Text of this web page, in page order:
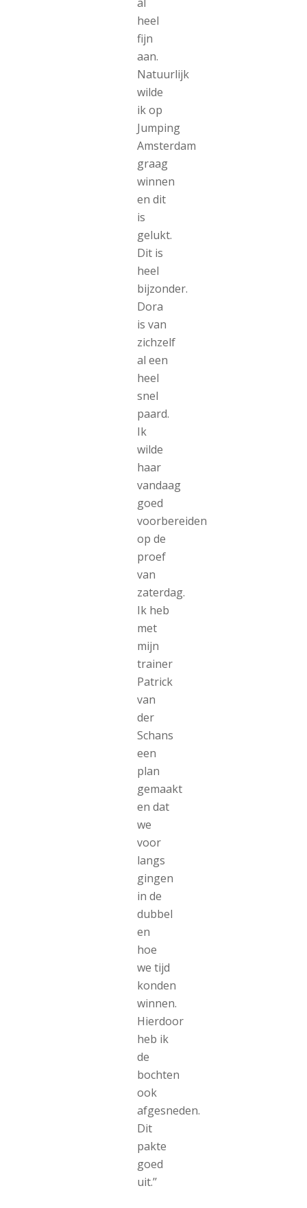
heel
fijn
aan.
Natuurlijk
wilde
ik op
Jumping
Amsterdam
graag
winnen
en dit
is
gelukt.
Dit is
heel
bijzonder.
Dora
is van
zichzelf
al een
heel
snel
paard.
Ik
wilde
haar
vandaag
goed
voorbereiden
op de
proef
van
zaterdag.
Ik heb
met
mijn
trainer
Patrick
van
der
Schans
een
plan
gemaakt
en dat
we
voor
langs
gingen
in de
dubbel
en
hoe
we tijd
konden
winnen.
Hierdoor
heb ik
de
bochten
ook
afgesneden.
Dit
pakte
goed
uit.’’